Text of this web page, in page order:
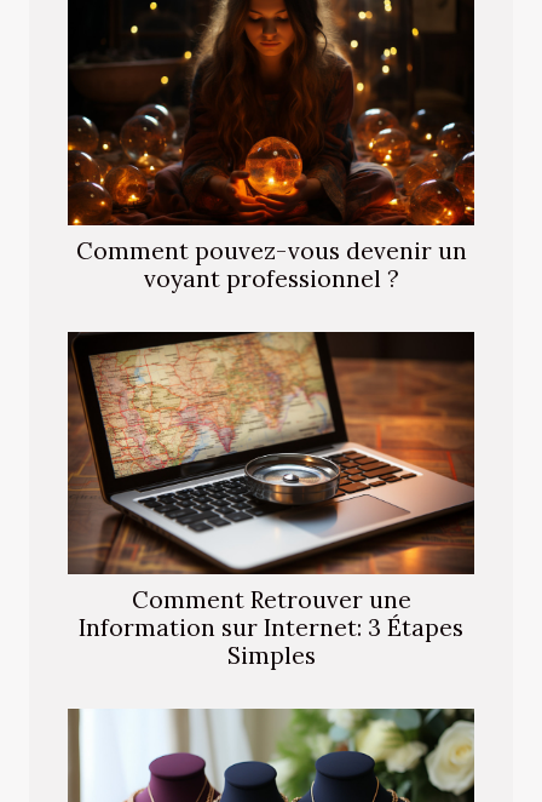
Comment pouvez-vous devenir un
voyant professionnel ?
Comment Retrouver une
Information sur Internet: 3 Étapes
Simples